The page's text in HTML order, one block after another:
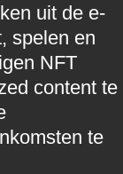
uit de e-
spelen en
NFT
content te
te